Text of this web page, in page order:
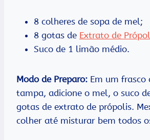
8 colheres de sopa de mel;
8 gotas de Extrato de
Suco de 1 limão médio.
Modo de Preparo: Em um frasco
tampa, adicione o mel, o suco
gotas de extrato de própolis.
colher até misturar bem todos